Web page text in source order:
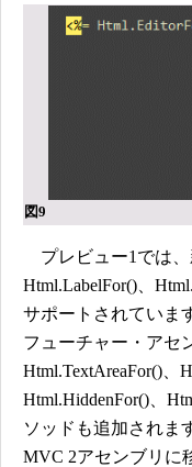
図9
プレビュー1では、
Html.LabelFor()、
サポートされていま
フューチャー・アセ
Html.TextAreaFor()、
Html.HiddenFor()、
ソッドも追加されま
MVC 2アセンブリに